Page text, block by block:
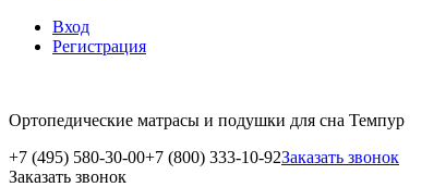
Вход
Регистрация
Ортопедические матрасы и подушки для сна Темпур
+7 (495) 580-30-00+7 (800) 333-10-92Заказать звонок
Заказать звонок